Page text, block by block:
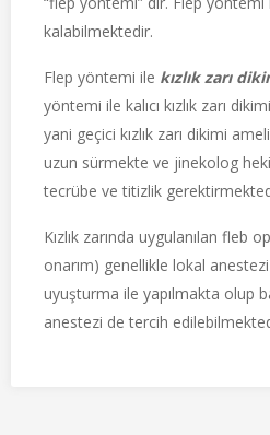
kalabilmektedir.
Flep yöntemi ile kızlık zarı
yöntemi ile kalıcı kızlık zarı
yani geçici kızlık zarı dikimi
uzun sürmekte ve jinekolog
tecrübe ve titizlik
Kızlık zarında uygulanılan fleb
onarım) genellikle lokal
uyuşturma ile yapılmakta olup
anestezi de tercih